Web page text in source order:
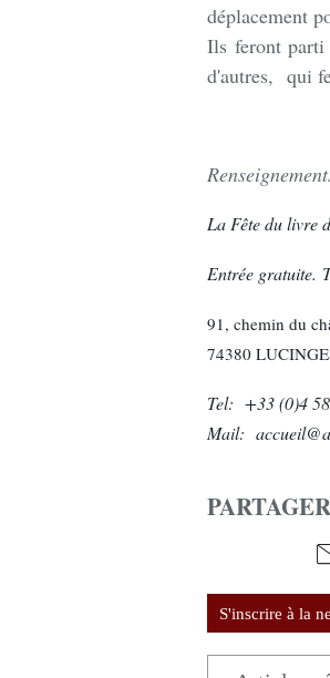
déplacement
Ils feront parti
d'autres, qui
La Fête du livre
Entrée gratuite.
91, chemin du
74380
Tel: +33 (0)4
Mail:
S'inscrire à la